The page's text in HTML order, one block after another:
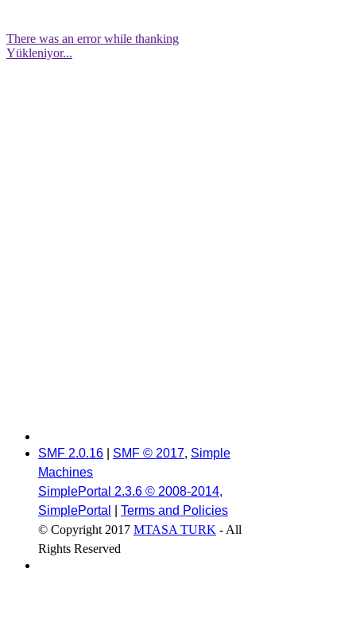
There was an error while thanking
Yükleniyor...
SMF 2.0.16 SMF © 2017, Simple
Machines
SimplePortal 2.3.6 © 2008-2014,
SimplePortal
Terms and Policies
© Copyright 2017 MTASA TURK - All
Rights Reserved